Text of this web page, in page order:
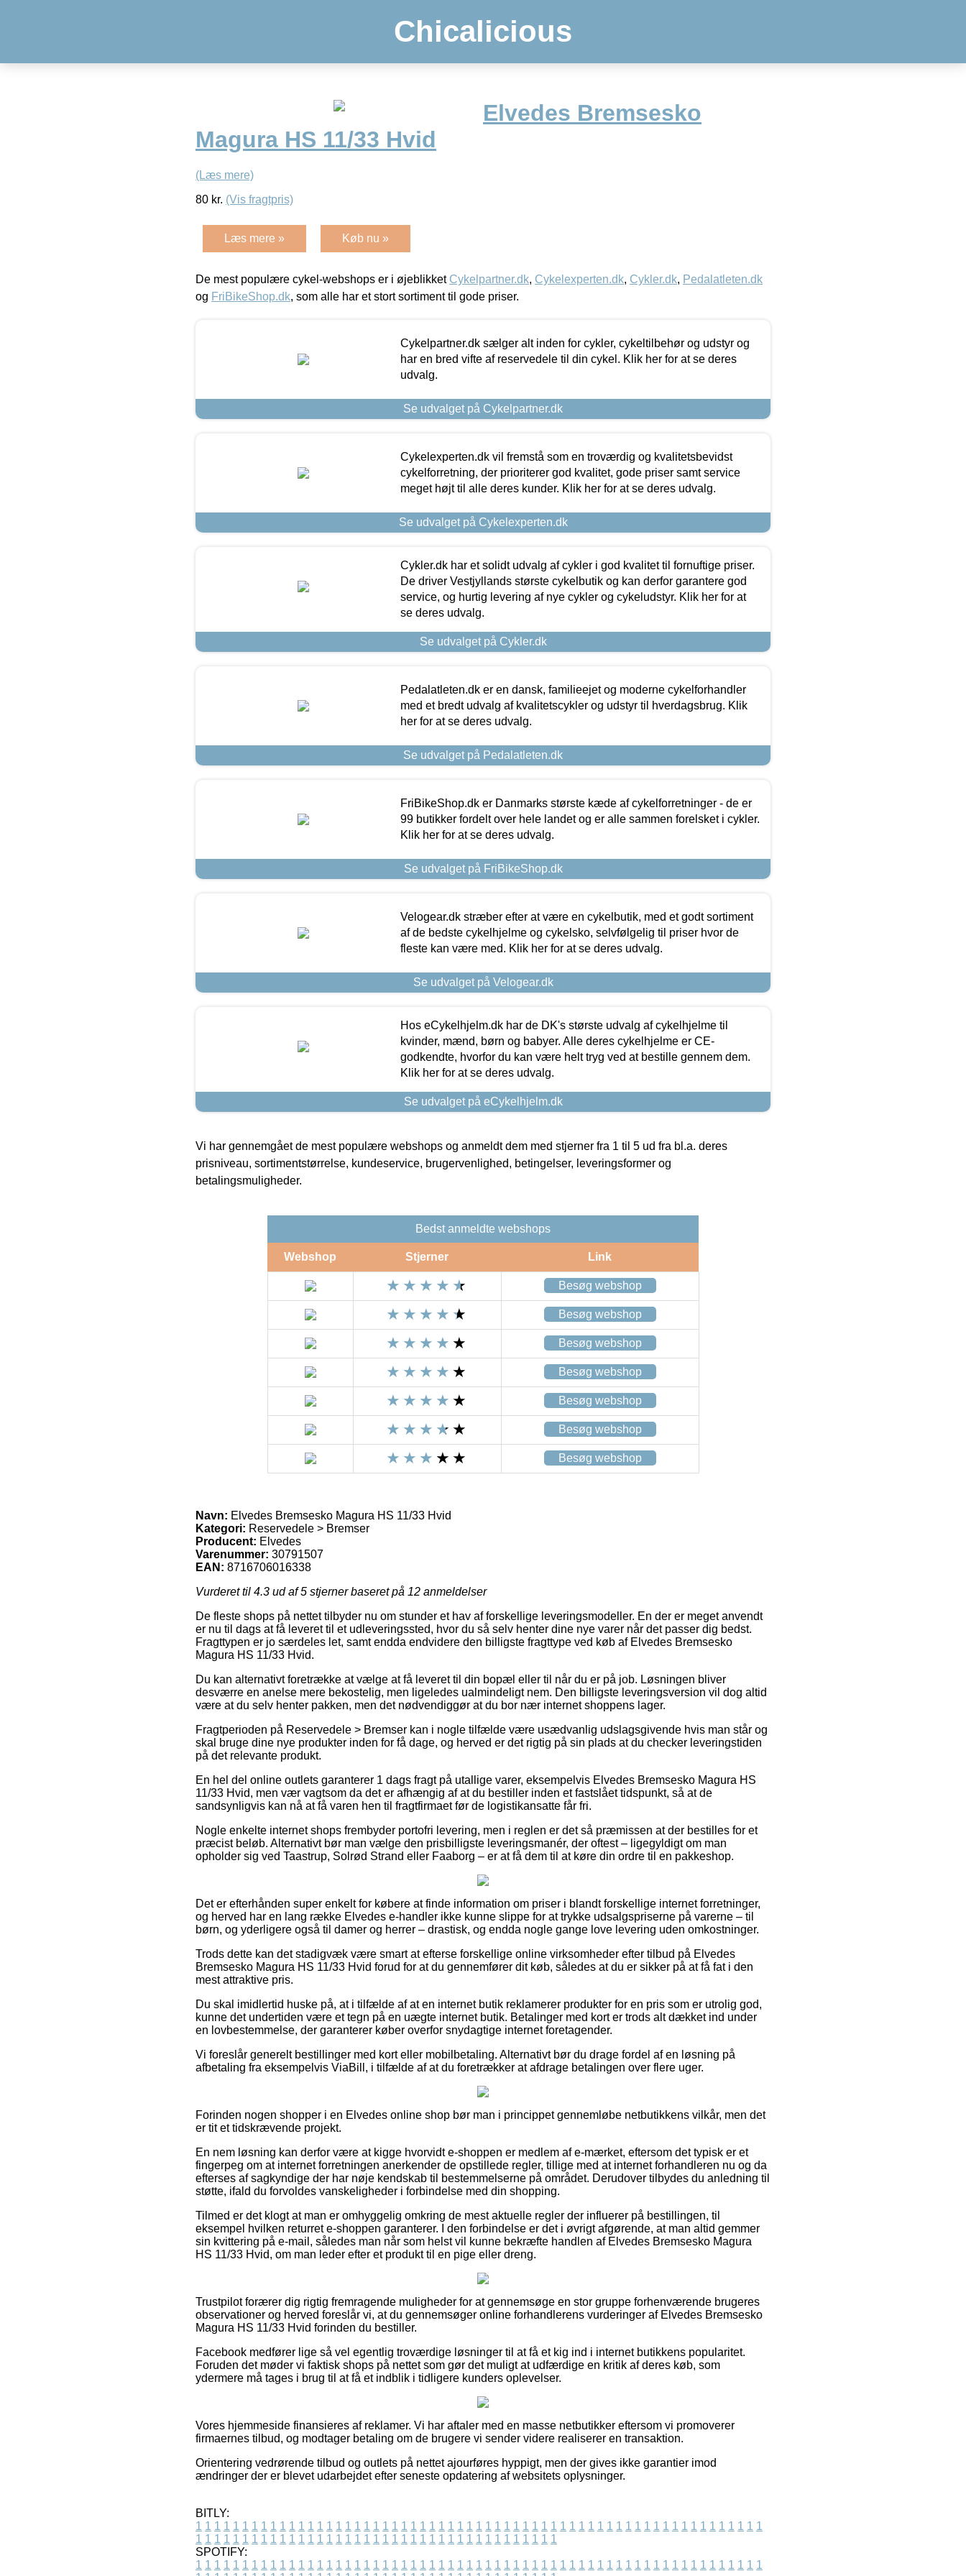
Chicalicious
Elvedes Bremsesko
Magura HS 11/33 Hvid
(Læs mere)
80 kr. (Vis fragtpris)
Læs mere » Køb nu »
De mest populære cykel-webshops er i øjeblikket Cykelpartner.dk, Cykelexperten.dk, Cykler.dk, Pedalatleten.dk
og FriBikeShop.dk, som alle har et stort sortiment til gode priser.
Cykelpartner.dk sælger alt inden for cykler, cykeltilbehør og udstyr og
har en bred vifte af reservedele til din cykel. Klik her for at se deres
udvalg.
Se udvalget på Cykelpartner.dk
Cykelexperten.dk vil fremstå som en troværdig og kvalitetsbevidst
cykelforretning, der prioriterer god kvalitet, gode priser samt service
meget højt til alle deres kunder. Klik her for at se deres udvalg.
Se udvalget på Cykelexperten.dk
Cykler.dk har et solidt udvalg af cykler i god kvalitet til fornuftige priser.
De driver Vestjyllands største cykelbutik og kan derfor garantere god
service, og hurtig levering af nye cykler og cykeludstyr. Klik her for at
se deres udvalg.
Se udvalget på Cykler.dk
Pedalatleten.dk er en dansk, familieejet og moderne cykelforhandler
med et bredt udvalg af kvalitetscykler og udstyr til hverdagsbrug. Klik
her for at se deres udvalg.
Se udvalget på Pedalatleten.dk
FriBikeShop.dk er Danmarks største kæde af cykelforretninger - de er
99 butikker fordelt over hele landet og er alle sammen forelsket i cykler.
Klik her for at se deres udvalg.
Se udvalget på FriBikeShop.dk
Velogear.dk stræber efter at være en cykelbutik, med et godt sortiment
af de bedste cykelhjelme og cykelsko, selvfølgelig til priser hvor de
fleste kan være med. Klik her for at se deres udvalg.
Se udvalget på Velogear.dk
Hos eCykelhjelm.dk har de DK's største udvalg af cykelhjelme til
kvinder, mænd, børn og babyer. Alle deres cykelhjelme er CE-
godkendte, hvorfor du kan være helt tryg ved at bestille gennem dem.
Klik her for at se deres udvalg.
Se udvalget på eCykelhjelm.dk
Vi har gennemgået de mest populære webshops og anmeldt dem med stjerner fra 1 til 5 ud fra bl.a. deres
prisniveau, sortimentstørrelse, kundeservice, brugervenlighed, betingelser, leveringsformer og
betalingsmuligheder.
Bedst anmeldte webshops
Webshop Stjerner Link
Besøg webshop
Besøg webshop
Besøg webshop
Besøg webshop
Besøg webshop
Besøg webshop
Besøg webshop
Navn: Elvedes Bremsesko Magura HS 11/33 Hvid
Kategori: Reservedele > Bremser
Producent: Elvedes
Varenummer: 30791507
EAN: 8716706016338
Vurderet til 4.3 ud af 5 stjerner baseret på 12 anmeldelser
De fleste shops på nettet tilbyder nu om stunder et hav af forskellige leveringsmodeller. En der er meget anvendt
er nu til dags at få leveret til et udleveringssted, hvor du så selv henter dine nye varer når det passer dig bedst.
Fragttypen er jo særdeles let, samt endda endvidere den billigste fragttype ved køb af Elvedes Bremsesko
Magura HS 11/33 Hvid.
Du kan alternativt foretrække at vælge at få leveret til din bopæl eller til når du er på job. Løsningen bliver
desværre en anelse mere bekostelig, men ligeledes ualmindeligt nem. Den billigste leveringsversion vil dog altid
være at du selv henter pakken, men det nødvendiggør at du bor nær internet shoppens lager.
Fragtperioden på Reservedele > Bremser kan i nogle tilfælde være usædvanlig udslagsgivende hvis man står og
skal bruge dine nye produkter inden for få dage, og herved er det rigtig på sin plads at du checker leveringstiden
på det relevante produkt.
En hel del online outlets garanterer 1 dags fragt på utallige varer, eksempelvis Elvedes Bremsesko Magura HS
11/33 Hvid, men vær vagtsom da det er afhængig af at du bestiller inden et fastslået tidspunkt, så at de
sandsynligvis kan nå at få varen hen til fragtfirmaet før de logistikansatte får fri.
Nogle enkelte internet shops frembyder portofri levering, men i reglen er det så præmissen at der bestilles for et
præcist beløb. Alternativt bør man vælge den prisbilligste leveringsmanér, der oftest – ligegyldigt om man
opholder sig ved Taastrup, Solrød Strand eller Faaborg – er at få dem til at køre din ordre til en pakkeshop.
Det er efterhånden super enkelt for købere at finde information om priser i blandt forskellige internet forretninger,
og herved har en lang række Elvedes e-handler ikke kunne slippe for at trykke udsalgspriserne på varerne – til
børn, og yderligere også til damer og herrer – drastisk, og endda nogle gange love levering uden omkostninger.
Trods dette kan det stadigvæk være smart at efterse forskellige online virksomheder efter tilbud på Elvedes
Bremsesko Magura HS 11/33 Hvid forud for at du gennemfører dit køb, således at du er sikker på at få fat i den
mest attraktive pris.
Du skal imidlertid huske på, at i tilfælde af at en internet butik reklamerer produkter for en pris som er utrolig god,
kunne det undertiden være et tegn på en uægte internet butik. Betalinger med kort er trods alt dækket ind under
en lovbestemmelse, der garanterer køber overfor snydagtige internet foretagender.
Vi foreslår generelt bestillinger med kort eller mobilbetaling. Alternativt bør du drage fordel af en løsning på
afbetaling fra eksempelvis ViaBill, i tilfælde af at du foretrækker at afdrage betalingen over flere uger.
Forinden nogen shopper i en Elvedes online shop bør man i princippet gennemløbe netbutikkens vilkår, men det
er tit et tidskrævende projekt.
En nem løsning kan derfor være at kigge hvorvidt e-shoppen er medlem af e-mærket, eftersom det typisk er et
fingerpeg om at internet forretningen anerkender de opstillede regler, tillige med at internet forhandleren nu og da
efterses af sagkyndige der har nøje kendskab til bestemmelserne på området. Derudover tilbydes du anledning til
støtte, ifald du forvoldes vanskeligheder i forbindelse med din shopping.
Tilmed er det klogt at man er omhyggelig omkring de mest aktuelle regler der influerer på bestillingen, til
eksempel hvilken returret e-shoppen garanterer. I den forbindelse er det i øvrigt afgørende, at man altid gemmer
sin kvittering på e-mail, således man når som helst vil kunne bekræfte handlen af Elvedes Bremsesko Magura
HS 11/33 Hvid, om man leder efter et produkt til en pige eller dreng.
Trustpilot forærer dig rigtig fremragende muligheder for at gennemsøge en stor gruppe forhenværende brugeres
observationer og herved foreslår vi, at du gennemsøger online forhandlerens vurderinger af Elvedes Bremsesko
Magura HS 11/33 Hvid forinden du bestiller.
Facebook medfører lige så vel egentlig troværdige løsninger til at få et kig ind i internet butikkens popularitet.
Foruden det møder vi faktisk shops på nettet som gør det muligt at udfærdige en kritik af deres køb, som
ydermere må tages i brug til at få et indblik i tidligere kunders oplevelser.
Vores hjemmeside finansieres af reklamer. Vi har aftaler med en masse netbutikker eftersom vi promoverer
firmaernes tilbud, og modtager betaling om de brugere vi sender videre realiserer en transaktion.
Orientering vedrørende tilbud og outlets på nettet ajourføres hyppigt, men der gives ikke garantier imod
ændringer der er blevet udarbejdet efter seneste opdatering af websitets oplysninger.
BITLY:
1 1 1 1 1 1 1 1 1 1 1 1 1 1 1 1 1 1 1 1 1 1 1 1 1 1 1 1 1 1 1 1 1 1 1 1 1 1 1 1 1 1 1 1 1 1 1 1 1 1 1 1 1 1 1 1 1 1 1 1 1
1 1 1 1 1 1 1 1 1 1 1 1 1 1 1 1 1 1 1 1 1 1 1 1 1 1 1 1 1 1 1 1 1 1 1 1 1 1 1
SPOTIFY:
1 1 1 1 1 1 1 1 1 1 1 1 1 1 1 1 1 1 1 1 1 1 1 1 1 1 1 1 1 1 1 1 1 1 1 1 1 1 1 1 1 1 1 1 1 1 1 1 1 1 1 1 1 1 1 1 1 1 1 1 1